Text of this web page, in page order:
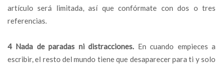
artículo será limitada, así que confórmate con dos o tres
referencias.
4 Nada de paradas ni distracciones. En cuando empieces a
escribir, el resto del mundo tiene que desaparecer para ti y solo